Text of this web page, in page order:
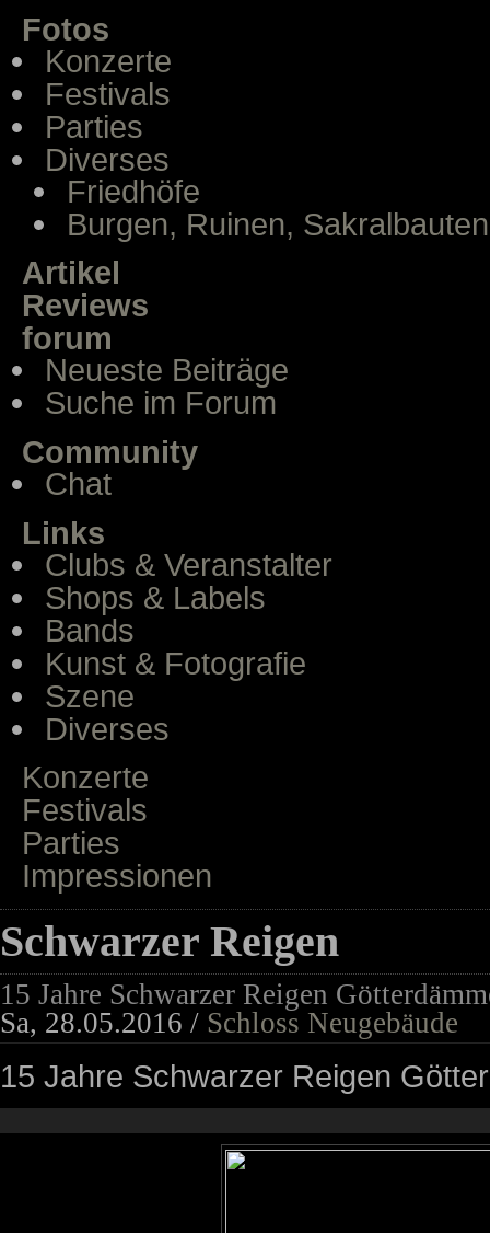
Fotos
Konzerte
Festivals
Parties
Diverses
Friedhöfe
Burgen, Ruinen, Sakralbauten
Artikel
Reviews
forum
Neueste Beiträge
Suche im Forum
Community
Chat
Links
Clubs & Veranstalter
Shops & Labels
Bands
Kunst & Fotografie
Szene
Diverses
Konzerte
Festivals
Parties
Impressionen
Schwarzer Reigen
15 Jahre Schwarzer Reigen
Sa, 28.05.2016 / Schloss Neugebäude
15 Jahre Schwarzer Reigen